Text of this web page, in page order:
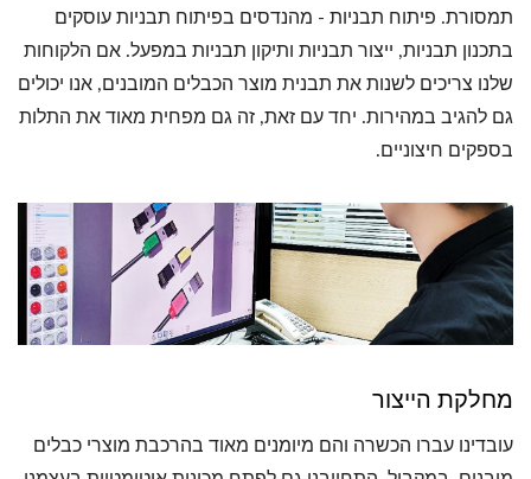
תמסורת. פיתוח תבניות - מהנדסים בפיתוח תבניות עוסקים
בתכנון תבניות, ייצור תבניות ותיקון תבניות במפעל. אם הלקוחות
שלנו צריכים לשנות את תבנית מוצר הכבלים המובנים, אנו יכולים
גם להגיב במהירות. יחד עם זאת, זה גם מפחית מאוד את התלות
בספקים חיצוניים.
מחלקת הייצור
עובדינו עברו הכשרה והם מיומנים מאוד בהרכבת מוצרי כבלים